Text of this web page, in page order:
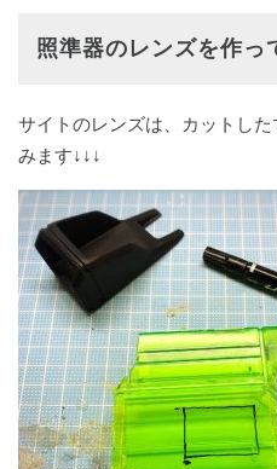
照準器のレンズを作っ
サイトのレンズは、カットし
みます↓↓↓